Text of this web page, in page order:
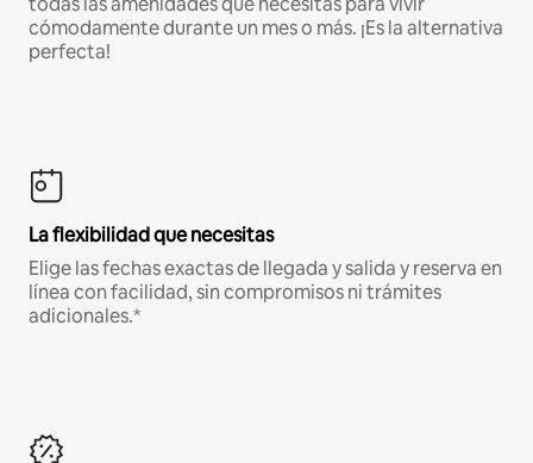
cómodamente durante un mes o más. ¡Es la alternativa
perfecta!
La flexibilidad que necesitas
Elige las fechas exactas de llegada y salida y reserva en
línea con facilidad, sin compromisos ni trámites
adicionales.*